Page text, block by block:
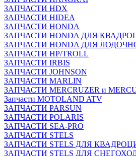
ЗАПЧАСТИ HDX
ЗАПЧАСТИ HIDEA
ЗАПЧАСТИ HONDA
ЗАПЧАСТИ HONDA ДЛЯ
ЗАПЧАСТИ HONDA ДЛЯ
ЗАПЧАСТИ HP/TROLL
ЗАПЧАСТИ IRBIS
ЗАПЧАСТИ JOHNSON
ЗАПЧАСТИ MARLIN
ЗАПЧАСТИ MERCRUZER и
Запчасти MOTOLAND ATV
ЗАПЧАСТИ PARSUN
ЗАПЧАСТИ POLARIS
ЗАПЧАСТИ SEA-PRO
ЗАПЧАСТИ STELS
ЗАПЧАСТИ STELS ДЛЯ
ЗАПЧАСТИ STELS ДЛЯ